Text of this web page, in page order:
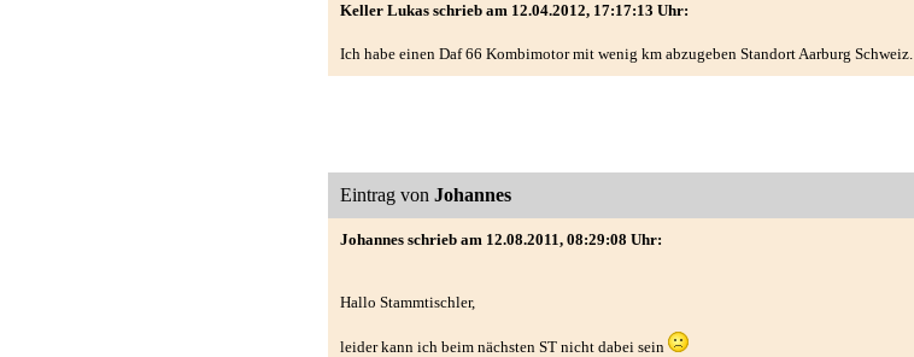
Keller Lukas schrieb am 12.04.2012, 17:17:13 Uhr:
Ich habe einen Daf 66 Kombimotor mit wenig km abzugeben Standort Aarburg Schweiz.
Eintrag von Johannes
Johannes schrieb am 12.08.2011, 08:29:08 Uhr:
Hallo Stammtischler,
leider kann ich beim nächsten ST nicht dabei sein